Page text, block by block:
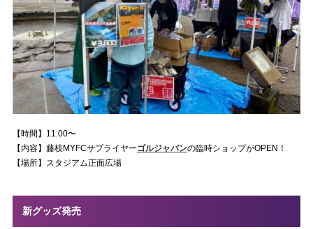
【時間】11:00〜
【内容】藤枝MYFCサプライヤーゴルジャパンの臨時ショップがOPEN！
【場所】スタジアム正面広場
新グッズ発売